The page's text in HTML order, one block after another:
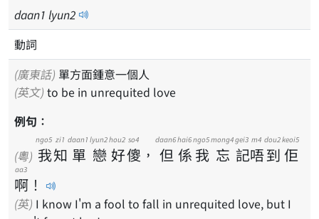
daan1 lyun2
動詞
(廣東話) 單方面鍾意一個人
(英文) to be in unrequited love
例句：
(粵) 我
ngo5
知
zi1
單
daan1
戀
lyun2
好
hou2
傻
so4
， 但
daan6
係
hai6
我
ngo5
忘
mong4
記
gei3
唔
m4
到
dou2
佢
keoi5
啊
aa3
！
(英) I know I'm a fool to fall in unrequited love, but I